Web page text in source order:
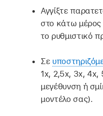
Αγγίξτε
στο κάτω μέρος
το ρυθμιστικό
Σε
1x, 2,5x, 3x, 4x,
μεγέθυνση ή
μοντέλο σας).